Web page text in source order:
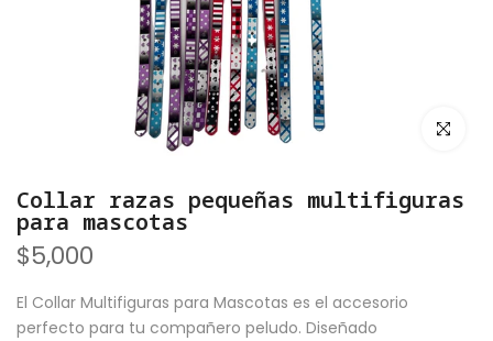
Click
Collar razas pequeñas multifiguras
para mascotas
$5,000
El Collar Multifiguras para Mascotas es el accesorio
perfecto para tu compañero peludo. Diseñado